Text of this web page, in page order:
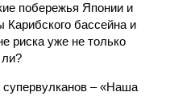
побережья Японии и
бассейна и
риска уже не только
– «Наша